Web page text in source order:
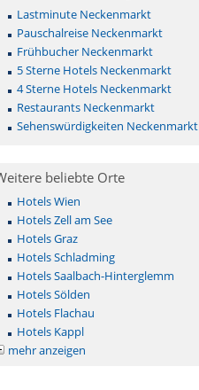
Lastminute Neckenmarkt
Pauschalreise Neckenmarkt
Frühbucher Neckenmarkt
5 Sterne Hotels Neckenmarkt
4 Sterne Hotels Neckenmarkt
Restaurants Neckenmarkt
Sehenswürdigkeiten Neckenmarkt
beliebte Orte
Hotels Wien
Hotels Zell am See
Hotels Graz
Hotels Schladming
Hotels Saalbach-Hinterglemm
Hotels Sölden
Hotels Flachau
Hotels Kappl
mehr anzeigen